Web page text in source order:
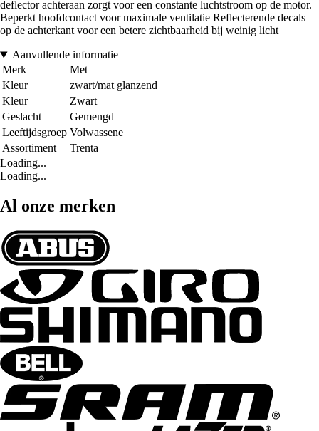
deflector achteraan zorgt voor een constante luchtstroom op de motor.
Beperkt hoofdcontact voor maximale ventilatie Reflecterende decals
op de achterkant voor een betere zichtbaarheid bij weinig licht
Aanvullende informatie
Merk
Met
Kleur
zwart/mat glanzend
Kleur
Zwart
Geslacht
Gemengd
Leeftijdsgroep Volwassene
Assortiment
Trenta
Loading...
Loading...
Al onze merken